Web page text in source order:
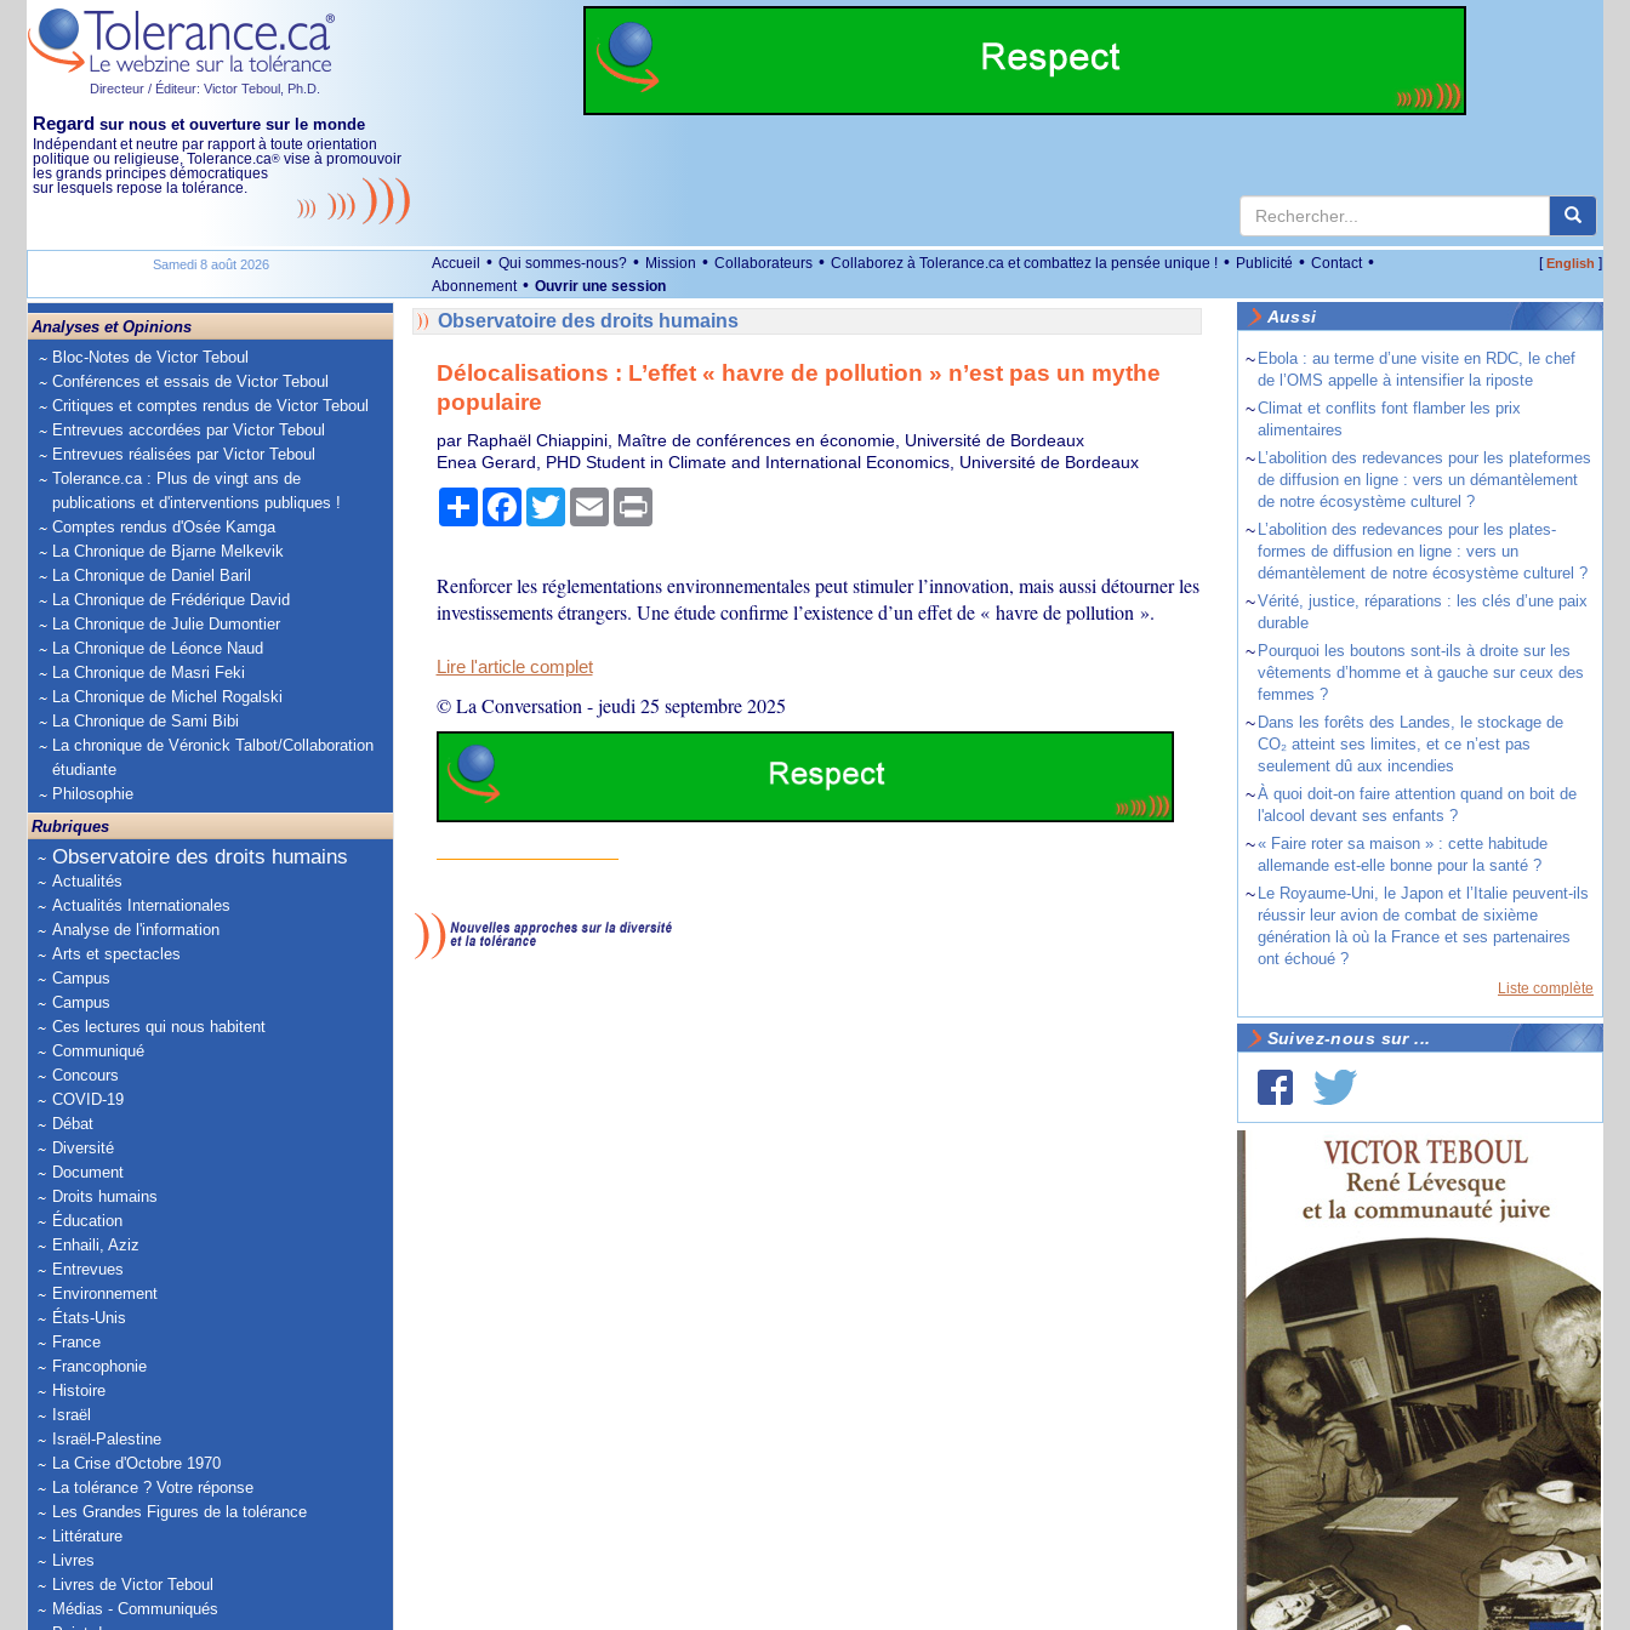
Directeur / Éditeur: Victor Teboul, Ph.D.
Regard sur nous et ouverture sur le monde
Indépendant et neutre par rapport à toute orientation
politique ou religieuse, Tolerance.ca® vise à promouvoir
les grands principes démocratiques
sur lesquels repose la tolérance.
Samedi 8 août 2026 Accueil • Qui sommes-nous? • Mission • Collaborateurs • Collaborez à Tolerance.ca et combattez la pensée unique ! • Publicité • Contact •
Abonnement • Ouvrir une session
[English ]
Analyses et Opinions
Bloc-Notes de Victor Teboul
Conférences et essais de Victor Teboul
Critiques et comptes rendus de Victor Teboul
Entrevues accordées par Victor Teboul
Entrevues réalisées par Victor Teboul
Tolerance.ca : Plus de vingt ans de
publications et d'interventions publiques !
Comptes rendus d'Osée Kamga
La Chronique de Bjarne Melkevik
La Chronique de Daniel Baril
La Chronique de Frédérique David
La Chronique de Julie Dumontier
La Chronique de Léonce Naud
La Chronique de Masri Feki
La Chronique de Michel Rogalski
La Chronique de Sami Bibi
La chronique de Véronick Talbot/Collaboration
étudiante
Philosophie
Rubriques
Observatoire des droits humains
Actualités
Actualités Internationales
Analyse de l'information
Arts et spectacles
Campus
Campus
Ces lectures qui nous habitent
Communiqué
Concours
COVID-19
Débat
Diversité
Document
Droits humains
Éducation
Enhaili, Aziz
Entrevues
Environnement
États-Unis
France
Francophonie
Histoire
Israël
Israël-Palestine
La Crise d'Octobre 1970
La tolérance ? Votre réponse
Les Grandes Figures de la tolérance
Littérature
Livres
Livres de Victor Teboul
Médias - Communiqués
Observatoire des droits humains
Délocalisations : L’effet « havre de pollution » n’est pas un mythe
populaire
par Raphaël Chiappini, Maître de conférences en économie, Université de Bordeaux
Enea Gerard, PHD Student in Climate and International Economics, Université de Bordeaux
PartagerFacebook
TwitterEmail Print
Renforcer les réglementations environnementales peut stimuler l’innovation, mais aussi détourner les
investissements étrangers. Une étude confirme l’existence d’un effet de « havre de pollution ».
Lire l'article complet
© La Conversation -jeudi 25 septembre 2025
Aussi
~ Ebola : au terme d’une visite en RDC, le chef
de l’OMS appelle à intensifier la riposte
~Climat et conflits font flamber les prix
alimentaires
~ L’abolition des redevances pour les plateformes
de diffusion en ligne : vers un démantèlement
de notre écosystème culturel ?
~ L’abolition des redevances pour les plates-
formes de diffusion en ligne : vers un
démantèlement de notre écosystème culturel ?
~Vérité, justice, réparations : les clés d’une paix
durable
~ Pourquoi les boutons sont-ils à droite sur les
vêtements d’homme et à gauche sur ceux des
femmes ?
~ Dans les forêts des Landes, le stockage de
CO₂ atteint ses limites, et ce n’est pas
seulement dû aux incendies
~À quoi doit-on faire attention quand on boit de
l'alcool devant ses enfants ?
~« Faire roter sa maison » : cette habitude
allemande est-elle bonne pour la santé ?
~ Le Royaume-Uni, le Japon et l’Italie peuvent-ils
réussir leur avion de combat de sixième
génération là où la France et ses partenaires
ont échoué ?
Liste complète
Suivez-nous sur ...